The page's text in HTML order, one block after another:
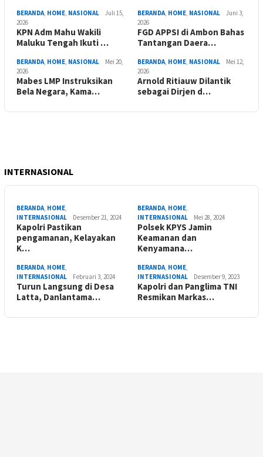
BERANDA, HOME, NASIONAL
Juli 15,
2026
KPN Adm Mahu Wakili
Maluku Tengah Ikuti …
BERANDA, HOME, NASIONAL
Juni 3,
2026
FGD APPSI di Ambon Bahas
Tantangan Daera…
BERANDA, HOME, NASIONAL
Mei 20,
2026
Mabes LMP Instruksikan
Bela Negara, Kama…
BERANDA, HOME, NASIONAL
Mei 12,
2026
Arnold Ritiauw Dilantik
sebagai Dirjen d…
INTERNASIONAL
BERANDA, HOME,
INTERNASIONAL
Desember 21, 2024
Kapolri Pastikan
pengamanan, Kelayakan
K…
BERANDA, HOME,
INTERNASIONAL
Mei 28, 2024
Polsek KPYS Jamin
Keamanan dan
Kenyamana…
BERANDA, HOME,
INTERNASIONAL
Februari 3, 2024
Turun Langsung di Desa
Latta, Danlantama…
BERANDA, HOME,
INTERNASIONAL
Desember 9, 2023
Kapolri dan Panglima TNI
Resmikan Markas…